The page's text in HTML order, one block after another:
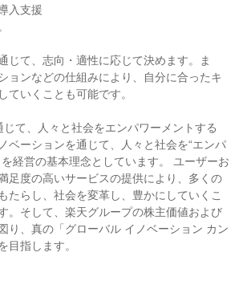
入支援
じて、志向・適性に応じて決めます。ま
ョンなどの仕組みにより、自分に合ったキ
ていくことも可能です。
て、人々と社会をエンパワーメントする
ベーションを通じて、人々と社会を“エンパ
経営の基本理念としています。 ユーザーお
足度の高いサービスの提供により、多くの
たらし、社会を変革し、豊かにしていくこ
。そして、楽天グループの株主価値および
り、真の「グローバル イノベーション カン
目指します。